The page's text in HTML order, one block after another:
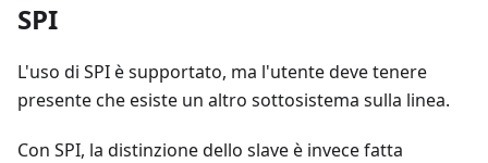
SPI
L'uso di SPI è supportato, ma l'utente deve tenere
presente che esiste un altro sottosistema sulla linea.
Con SPI, la distinzione dello slave è invece fatta